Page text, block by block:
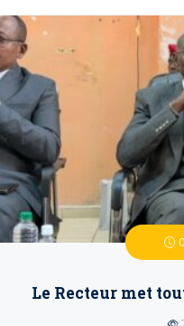
Le Recteur met